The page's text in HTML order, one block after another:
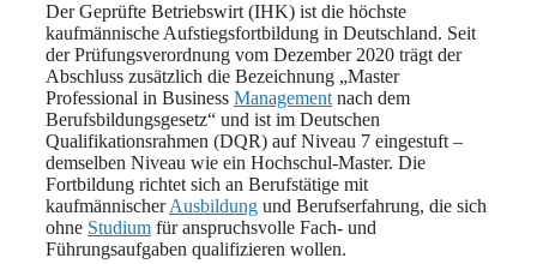
Der Geprüfte Betriebswirt (IHK) ist die höchste
kaufmännische Aufstiegsfortbildung in Deutschland. Seit
der Prüfungsverordnung vom Dezember 2020 trägt der
Abschluss zusätzlich die Bezeichnung „Master
Professional in Business Management nach dem
Berufsbildungsgesetz“ und ist im Deutschen
Qualifikationsrahmen (DQR) auf Niveau 7 eingestuft –
demselben Niveau wie ein Hochschul-Master. Die
Fortbildung richtet sich an Berufstätige mit
kaufmännischerAusbildung und Berufserfahrung, die sich
ohne Studium für anspruchsvolle Fach- und
Führungsaufgaben qualifizieren wollen.